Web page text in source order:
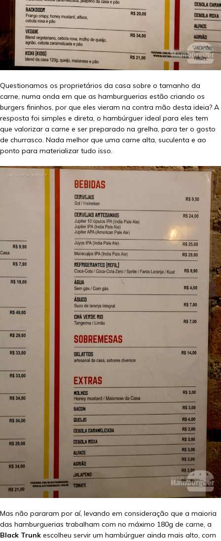
Questionamos os proprietários da casa sobre o tamanho da
carne, numa onda em que as hamburguerias estão criando os
burgers fininhos, por que eles vieram na contra mão desta ideia? A
resposta foi simples e direta, o hambúrguer ideal para eles tem
que valorizar a carne e ser preparado na grelha, para ter o gosto
de churrasco. Nada melhor que uma carne alta, suculenta e ao
ponto para materializar tudo isso.
Mas não pararam por aí, levando em consideração que a maioria
das hamburguerias trabalham com no máximo 180g de carne, a
Black Trunk escolheu servir um hambúrguer ainda mais alto, com